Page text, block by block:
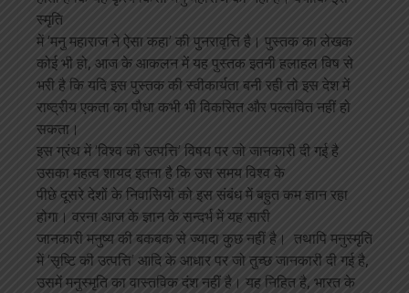
स्मृति
में ‘मनु महाराज ने ऐसा कहा’ की पुनरावृत्ति है। पुस्तक का लेखक
कोई भी हो, आज के आकलन में यह पुस्तक इतनी हलाहल विष से
भरी है कि यदि इस पुस्तक की स्वीकार्यता बनी रही तो इस देश में
राष्ट्रीय एकता का पौधा कभी भी विकसित और पल्लवित नहीं हो
सकता।
इस ग्रंथ में ‘विश्व की उत्पत्ति’ विषय पर जो जानकारी दी गई है
उसका महत्व शायद इतना है कि उस समय विश्व के
पीछे दूसरे देशों के निवासियों को इस संबंध में बहुत कम ज्ञान रहा
होगा। वरना आज के ज्ञान के सन्दर्भ में यह सारी
जानकारी मनुष्य की बकबक से ज्यादा कुछ नहीं है। तथापि मनुस्मृति
में ‘सृष्टि की उत्पत्ति’ आदि के आधार पर जो तुच्छ जानकारी दी गई है,
उसमें मनुस्मृति का वास्तविक दंश नहीं है। यह निहित है, भारत के